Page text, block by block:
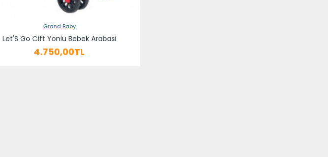
Grand Baby
Let'S Go Cift Yonlu Bebek Arabasi
4.750,00TL